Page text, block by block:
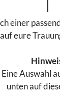
einer
eure
unten auf